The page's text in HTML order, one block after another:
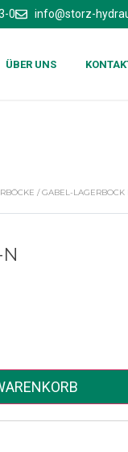
0 info@storz-
ÜBER UNS
/GABEL-LAGERBOCK